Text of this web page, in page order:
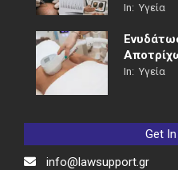
In: Υγεία
In: Υγεία
Get
info@lawsupport.gr